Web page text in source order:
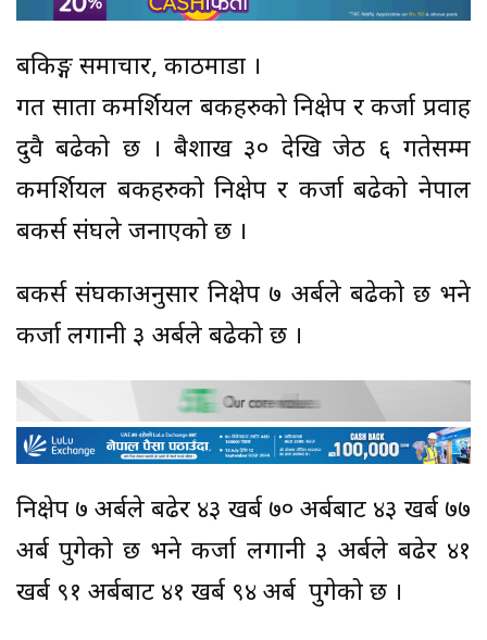
बैंकिङ्ग समाचार, काठमाडौं ।
गत साता कमर्शियल बैंकहरुको निक्षेप र कर्जा प्रवाह
दुवै बढेको छ । बैशाख ३० देखि जेठ ६ गतेसम्म
कमर्शियल बैंकहरुको निक्षेप र कर्जा बढेको नेपाल
बैंकर्स संघले जनाएको छ ।
बैंकर्स संघकाअनुसार निक्षेप ७ अर्बले बढेको छ भने
कर्जा लगानी ३ अर्बले बढेको छ ।
निक्षेप ७ अर्बले बढेर ४३ खर्ब ७० अर्बबाट ४३ खर्ब ७७
अर्ब पुगेको छ भने कर्जा लगानी ३ अर्बले बढेर ४१
खर्ब ९१ अर्बबाट ४१ खर्ब ९४ अर्ब पुगेको छ ।